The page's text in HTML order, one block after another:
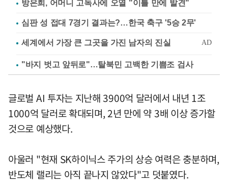
방은희, 어머니 고독사에 오열 "이틀 만에 발견"
심판 성 접대 7경기 결과는?…한국 축구 '5승 2무'
"바지 벗고 앞뒤로"…탈북민 고백한 기쁨조 검사
글로벌 AI 투자는 지난해 3900억 달러에서 내년 1조
1000억 달러로 확대되며, 2년 만에 약 3배 이상 증가할
것으로 예상했다.
아울러 "현재 SK하이닉스 주가의 상승 여력은 충분하며,
반도체 랠리는 아직 끝나지 않았다"고 덧붙였다.